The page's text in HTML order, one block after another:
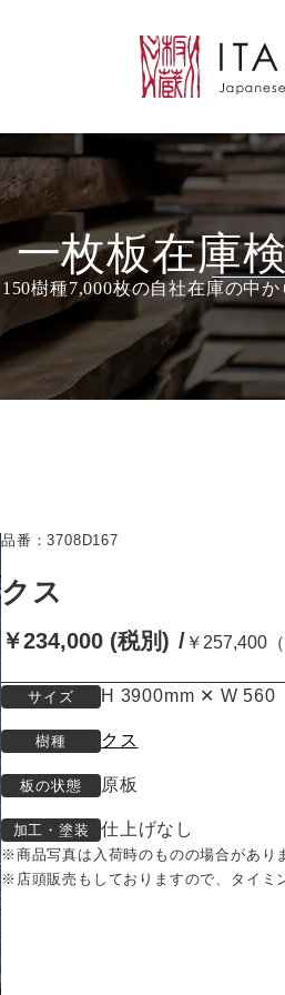
一枚板在庫
品番：3708D167
クス
￥234,000 (税別) ￥257,400（
サイズ H 3900mm ✕ W 560
樹種 クス
板の状態 原板
加工・塗装 仕上げなし
※商品写真は入荷時のものの場合があり
※店頭販売もしておりますので、タイミ